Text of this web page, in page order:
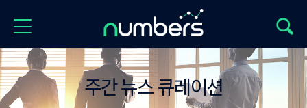
주간 뉴스 큐레이션